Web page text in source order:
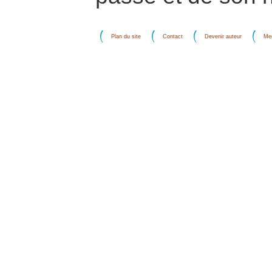
Plan du site Contact Devenir auteur